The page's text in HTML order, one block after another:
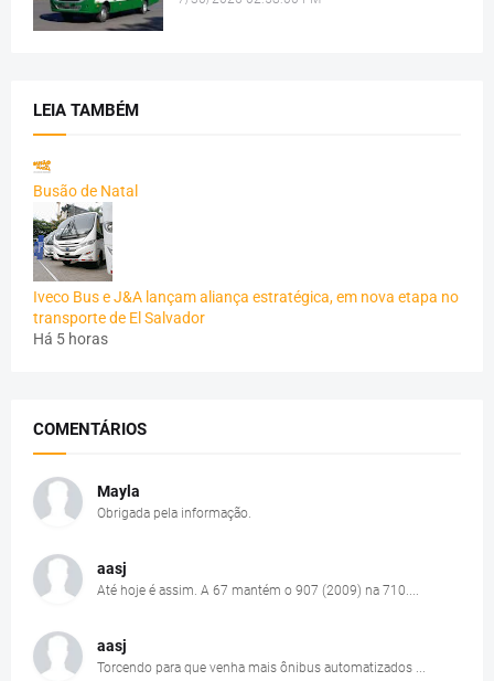
LEIA TAMBÉM
Busão de Natal
Iveco Bus e J&A lançam aliança estratégica, em nova etapa no
transporte de El Salvador
Há 5 horas
COMENTÁRIOS
Mayla
Obrigada pela informação.
aasj
Até hoje é assim. A 67 mantém o 907 (2009) na 710....
aasj
Torcendo para que venha mais ônibus automatizados ...